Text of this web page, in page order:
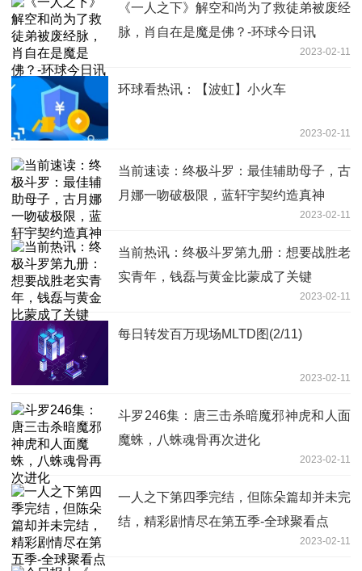
《一人之下》解空和尚为了救徒弟被废经
脉，肖自在是魔是佛？-环球今日讯
2023-02-11
环球看热讯：【波虹】小火车
2023-02-11
当前速读：终极斗罗：最佳辅助母子，古
月娜一吻破极限，蓝轩宇契约造真神
2023-02-11
当前热讯：终极斗罗第九册：想要战胜老
实青年，钱磊与黄金比蒙成了关键
2023-02-11
每日转发百万现场MLTD图(2/11)
2023-02-11
斗罗246集：唐三击杀暗魔邪神虎和人面
魔蛛，八蛛魂骨再次进化
2023-02-11
一人之下第四季完结，但陈朵篇却并未完
结，精彩剧情尽在第五季-全球聚看点
2023-02-11